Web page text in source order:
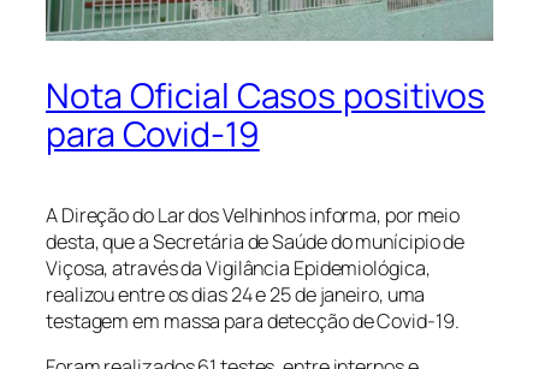
Nota Oficial Casos positivos
para Covid-19
A Direção do Lar dos Velhinhos informa, por meio
desta, que a Secretária de Saúde do munícipio de
Viçosa, através da Vigilância Epidemiológica,
realizou entre os dias 24 e 25 de janeiro, uma
testagem em massa para detecção de Covid-19.